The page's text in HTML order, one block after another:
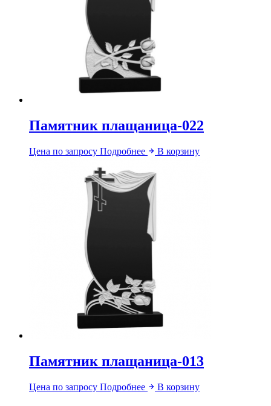
Памятник плащаница-022
Цена по запросу Подробнее В корзину
Памятник плащаница-013
Цена по запросу Подробнее В корзину